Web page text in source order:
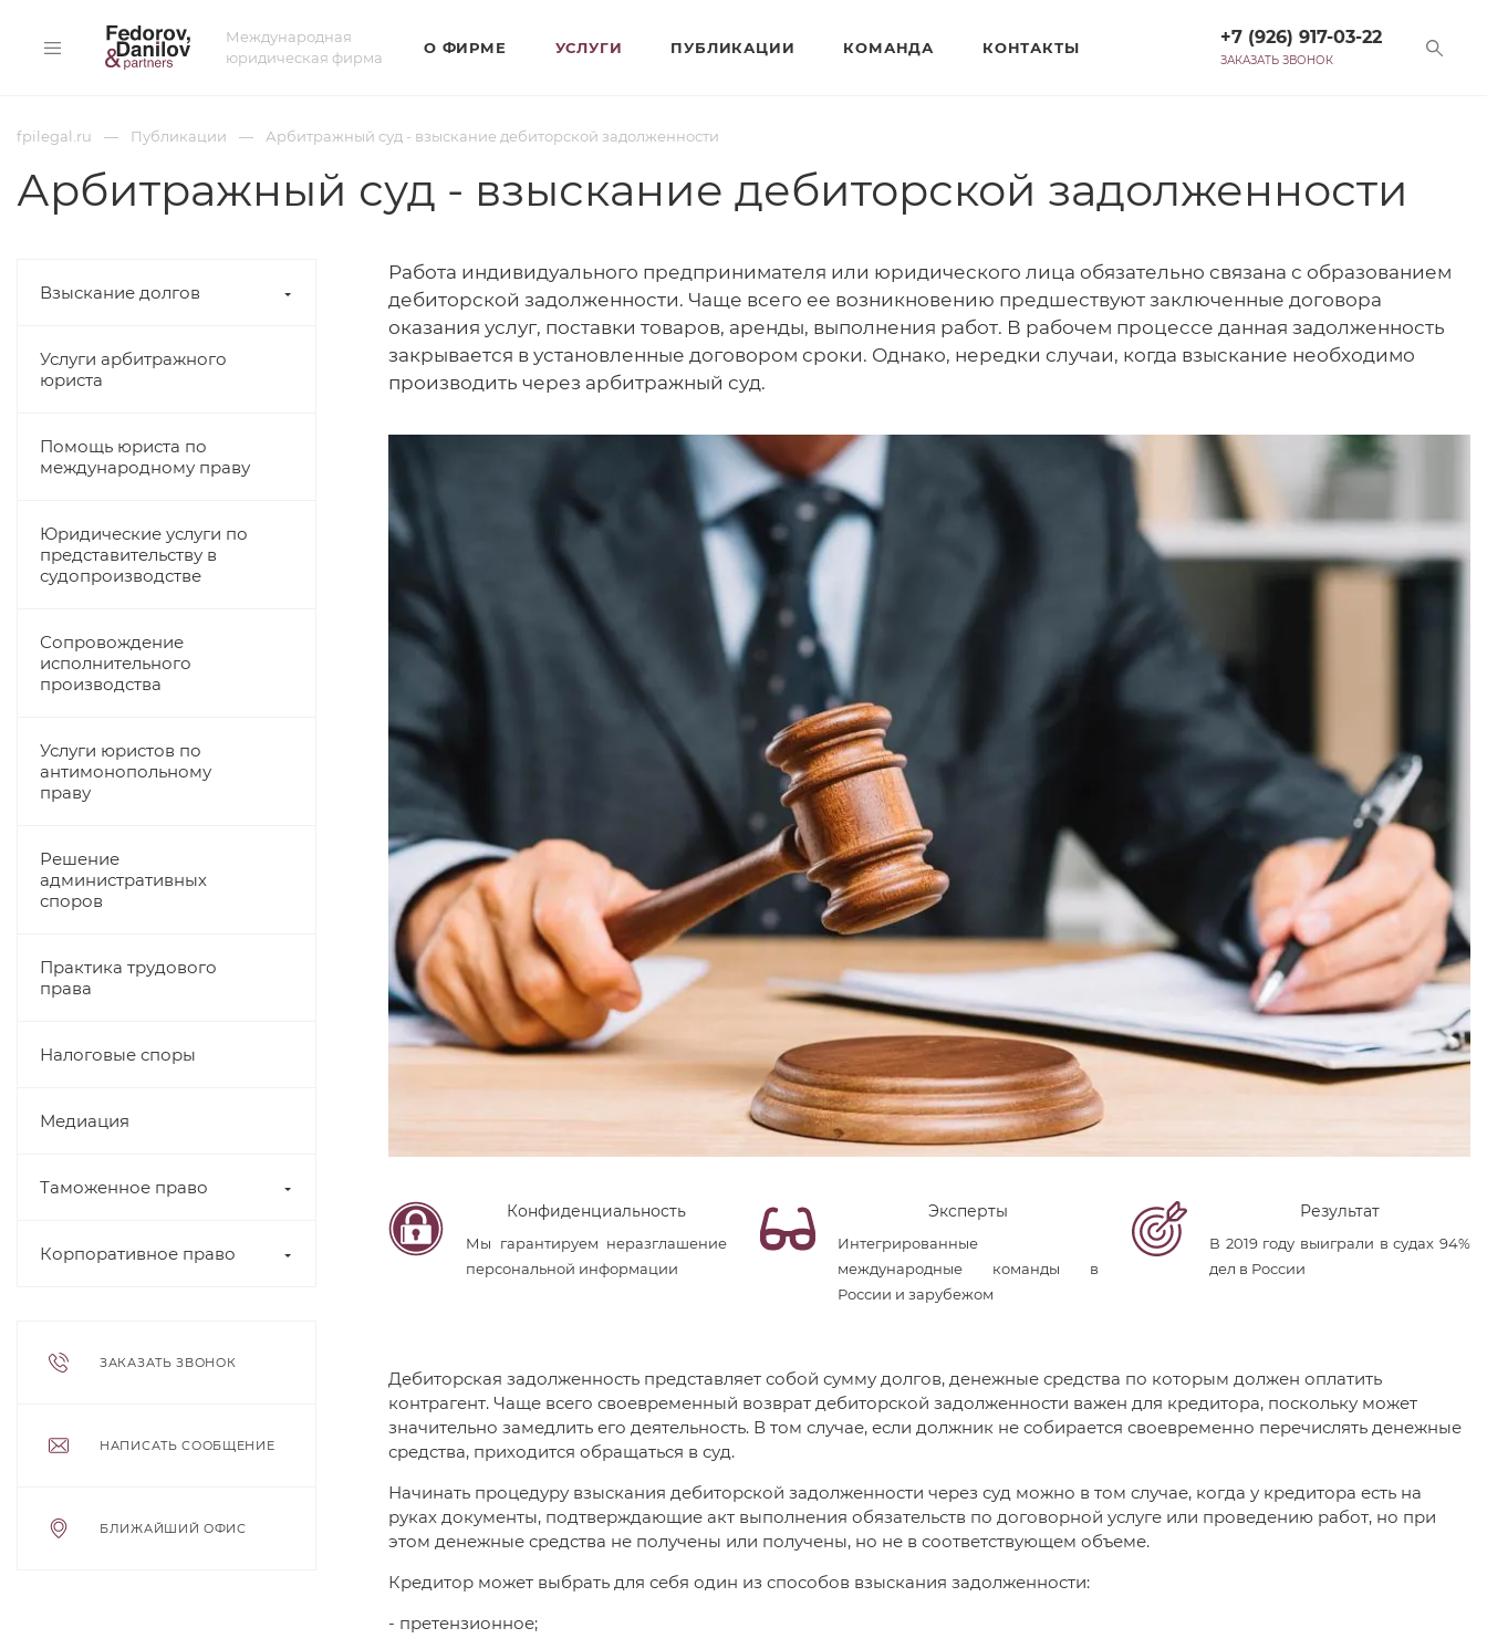
Международная
юридическая фирма
О ФИРМЕ УСЛУГИ ПУБЛИКАЦИИ КОМАНДА КОНТАКТЫ +7 (926) 917-03-22
ЗАКАЗАТЬ ЗВОНОК
fpilegal.ru Публикации Арбитражный суд - взыскание дебиторской задолженности
Арбитражный суд - взыскание дебиторской задолженности
Взыскание долгов
Услуги арбитражного
юриста
Помощь юриста по
международному праву
Юридические услуги по
представительству в
судопроизводстве
Сопровождение
исполнительного
производства
Услуги юристов по
антимонопольному
праву
Решение
административных
споров
Практика трудового
права
Налоговые споры
Медиация
Таможенное право
Корпоративное право
ЗАКАЗАТЬ ЗВОНОК
НАПИСАТЬ СООБЩЕНИЕ
БЛИЖАЙШИЙ ОФИС
Работа индивидуального предпринимателя или юридического лица обязательно связана с образованием
дебиторской задолженности. Чаще всего ее возникновению предшествуют заключенные договора
оказания услуг, поставки товаров, аренды, выполнения работ. В рабочем процессе данная задолженность
закрывается в установленные договором сроки. Однако, нередки случаи, когда взыскание необходимо
производить через арбитражный суд.
Конфиденциальность
Мы гарантируем неразглашение
персональной информации
Эксперты
Интегрированные
международные команды в
России и зарубежом
Результат
В 2019 году выиграли в судах 94%
дел в России
Дебиторская задолженность представляет собой сумму долгов, денежные средства по которым должен оплатить
контрагент. Чаще всего своевременный возврат дебиторской задолженности важен для кредитора, поскольку может
значительно замедлить его деятельность. В том случае, если должник не собирается своевременно перечислять денежные
средства, приходится обращаться в суд.
Начинать процедуру взыскания дебиторской задолженности через суд можно в том случае, когда у кредитора есть на
руках документы, подтверждающие акт выполнения обязательств по договорной услуге или проведению работ, но при
этом денежные средства не получены или получены, но не в соответствующем объеме.
Кредитор может выбрать для себя один из способов взыскания задолженности:
- претензионное;